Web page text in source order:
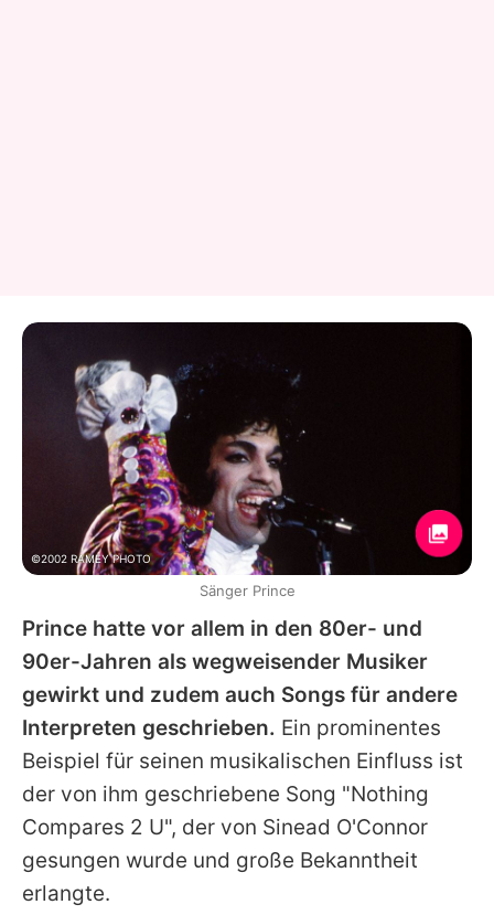
Prince hatte vor allem in den 80er- und
90er-Jahren als wegweisender Musiker
gewirkt und zudem auch Songs für andere
Interpreten geschrieben. Ein prominentes
Beispiel für seinen musikalischen Einfluss ist
der von ihm geschriebene Song "Nothing
Compares 2 U", der von Sinead O'Connor
gesungen wurde und große Bekanntheit
erlangte.
©2002 RAMEY PHOTO
Sänger Prince